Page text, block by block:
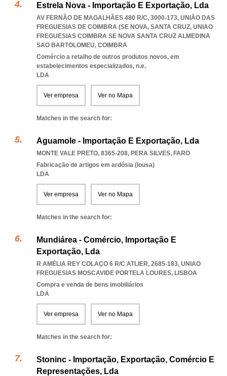
Estrela Nova - Importação E Exportação, Lda
AV FERNÃO DE MAGALHÃES 480 R/C, 3000-173, UNIÃO DAS
FREGUESIAS DE COIMBRA (SE NOVA, SANTA CRUZ, UNIAO
FREGUESIAS COIMBRA SE NOVA SANTA CRUZ ALMEDINA
SAO BARTOLOMEU, COIMBRA
Comércio a retalho de outros produtos novos, em
estabelecimentos especializados, n.e.
LDA
Ver empresa Ver no Mapa
Matches in the search for:
Aguamole - Importação E Exportação, Lda
MONTE VALE PRETO, 8365-208, PERA SILVES, FARO
Fabricação de artigos em ardósia (lousa)
LDA
Ver empresa Ver no Mapa
Matches in the search for:
Mundiárea - Comércio, Importação E
Exportação, Lda
R AMÉLIA REY COLAÇO 6 R/C ATLIER, 2685-183, UNIAO
FREGUESIAS MOSCAVIDE PORTELA LOURES, LISBOA
Compra e venda de bens imobiliários
LDA
Ver empresa Ver no Mapa
Matches in the search for:
Stoninc - Importação, Exportação, Comércio E
Representações, Lda